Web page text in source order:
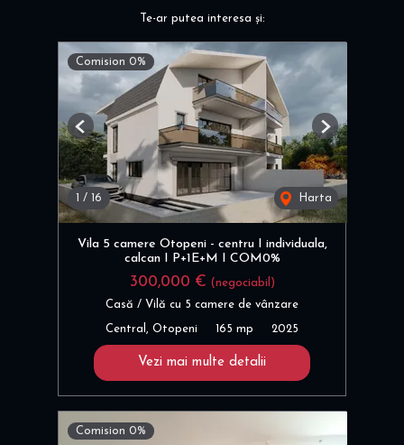
Te-ar putea interesa și:
Comision 0%
/ 16 Harta
Previous Next
Vila 5 camere Otopeni - centru I individuala,
calcan I P+1E+M I COM0%
300,000 € (negociabil)
Casă / Vilă cu 5 camere de vânzare
Central, Otopeni 165 mp 2025
Vezi mai multe detalii
Comision 0%